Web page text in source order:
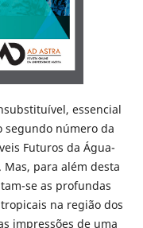
essencial
segundo número da
Futuros da Água-
Mas, para além desta
se as profundas
na região dos
impressões de uma